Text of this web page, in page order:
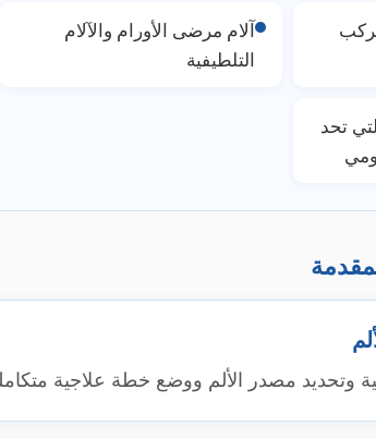
آلام مرضى الأورام والآلام
التلطيفية
تحد
وتحديد مصدر الألم ووضع خطة علاجية